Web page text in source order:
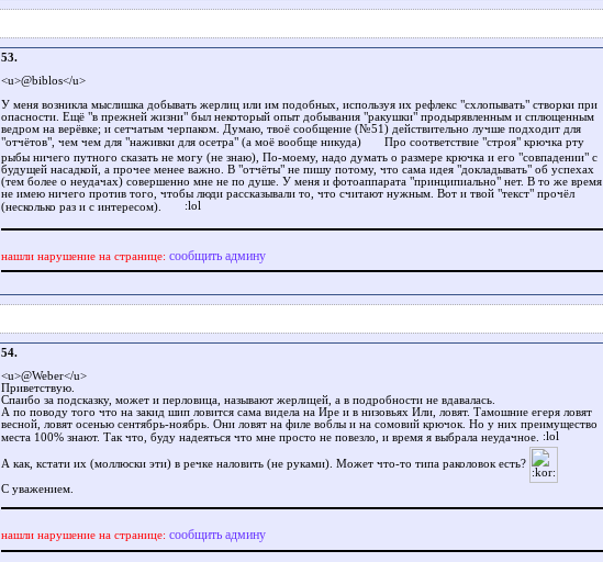
53.
<u>@biblos</u>
У меня возникла мыслишка добывать жерлиц или им подобных, используя их рефлекс "схлопывать" створки при
опасности. Ещё "в прежней жизни" был некоторый опыт добывания "ракушки" продырявленным и сплющенным
ведром на верёвке; и сетчатым черпаком. Думаю, твоё сообщение (№51) действительно лучше подходит для
"отчётов", чем чем для "наживки для осетра" (а моё вообще никуда)
Про соответствие "строя" крючка рту
рыбы ничего путного сказать не могу (не знаю), По-моему, надо думать о размере крючка и его "совпадении" с
будущей насадкой, а прочее менее важно. В "отчёты" не пишу потому, что сама идея "докладывать" об успехах
(тем более о неудачах) совершенно мне не по душе. У меня и фотоаппарата "принципиально" нет. В то же время
не имею ничего против того, чтобы люди рассказывали то, что считают нужным. Вот и твой "текст" прочёл
(несколько раз и с интересом).
нашли нарушение на странице: сообщить админу
54.
<u>@Weber</u>
Приветствую.
Спаибо за подсказку, может и перловица, называют жерлицей, а в подробности не вдавалась.
А по поводу того что на закид шип ловится сама видела на Ире и в низовьях Или, ловят. Тамошние егеря ловят
весной, ловят осенью сентябрь-ноябрь. Они ловят на филе воблы и на сомовий крючок. Но у них преимущество
места 100% знают. Так что, буду надеяться что мне просто не повезло, и время я выбрала неудачное.
А как, кстати их (моллюски эти) в речке наловить (не руками). Может что-то типа раколовок есть?
С уважением.
нашли нарушение на странице: сообщить админу